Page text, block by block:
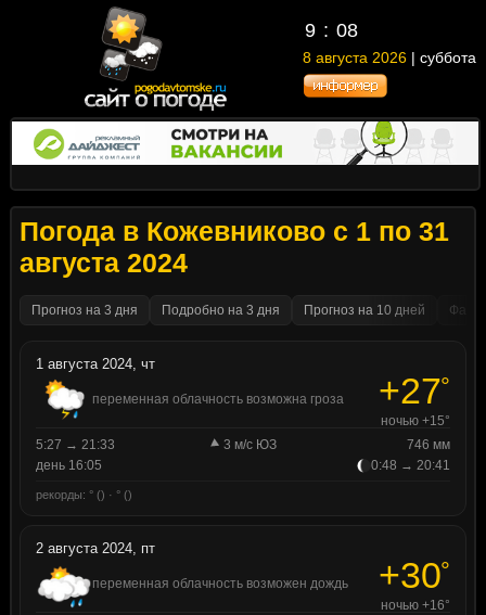
9 08
8 августа 2026 | суббота
Погода в Кожевниково с 1 по 31
августа 2024
Прогноз на 3 дня Подробно на 3 дня Прогноз на 10 дней
1 августа 2024, чт
переменная облачность возможна гроза +27°
ночью +15°
5:27 → 21:33
3 м/с ЮЗ
746 мм
день 16:05
0:48 → 20:41
рекорды: ° () · ° ()
2 августа 2024, пт
переменная облачность возможен дождь +30°
ночью +16°